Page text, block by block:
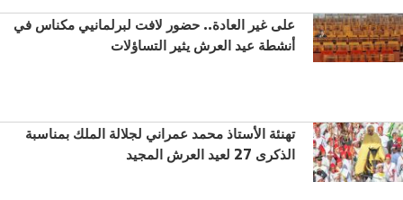
على غير العادة.. حضور لافت لبرلمانيي مكناس في
أنشطة عيد العرش يثير التساؤلات
تهنئة الأستاذ محمد عمراني لجلالة الملك بمناسبة
الذكرى 27 لعيد العرش المجيد